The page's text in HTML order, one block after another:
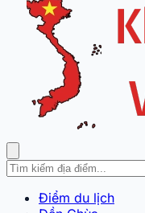
Điểm du lịch